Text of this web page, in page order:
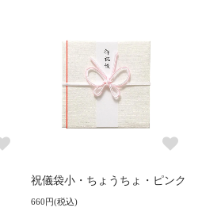
祝儀袋小・ちょうちょ・ピンク
660円(税込)